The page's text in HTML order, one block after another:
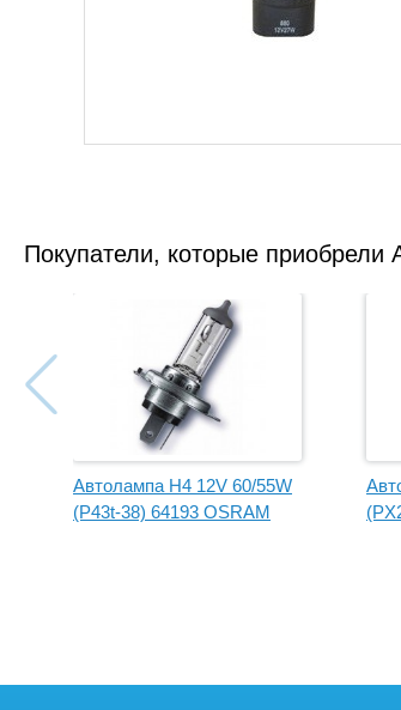
Покупатели, которые
Автолампа H4 12V 60/55W
(P43t-38) 64193 OSRAM